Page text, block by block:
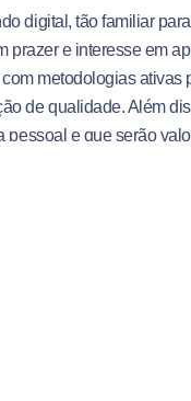
digital, tão familiar
prazer e interesse em
metodologias
de qualidade. Além
pessoal e que serão